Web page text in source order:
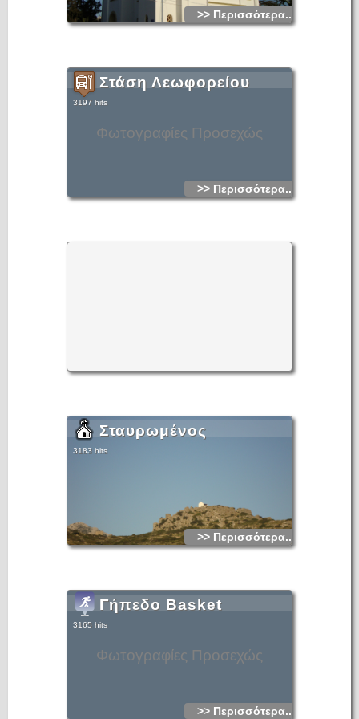
>> Περισσότερα...
Φωτογραφίες Προσεχώς
Στάση Λεωφορείου
3197 hits
>> Περισσότερα...
Σταυρωμένος
3183 hits
>> Περισσότερα...
Φωτογραφίες Προσεχώς
Γήπεδο Basket
3165 hits
>> Περισσότερα...